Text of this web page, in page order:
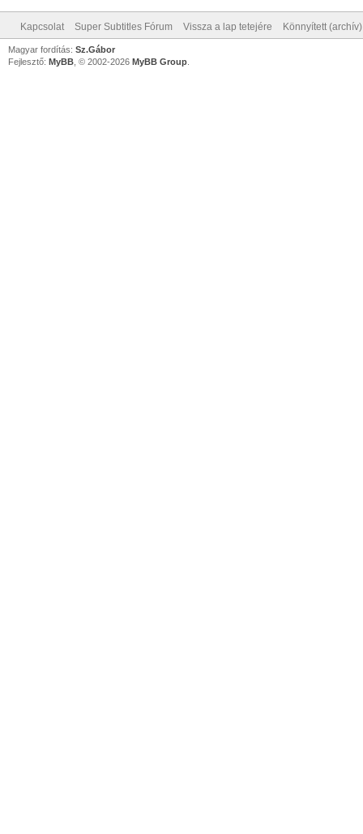
Kapcsolat Super Subtitles Fórum Vissza a lap tetejére Könnyített
Magyar fordítás: Sz.Gábor
Fejlesztő: MyBB , © 2002-2026 MyBB Group